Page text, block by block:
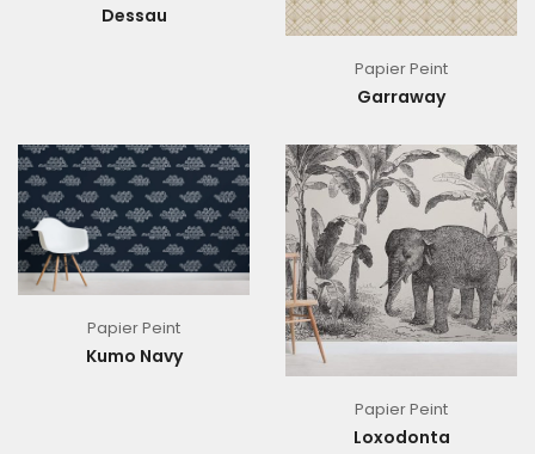
Dessau
Papier Peint
Garraway
Papier Peint
Kumo Navy
Papier Peint
Loxodonta